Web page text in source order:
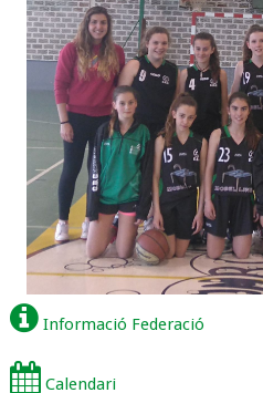
Informació Federació
Calendari